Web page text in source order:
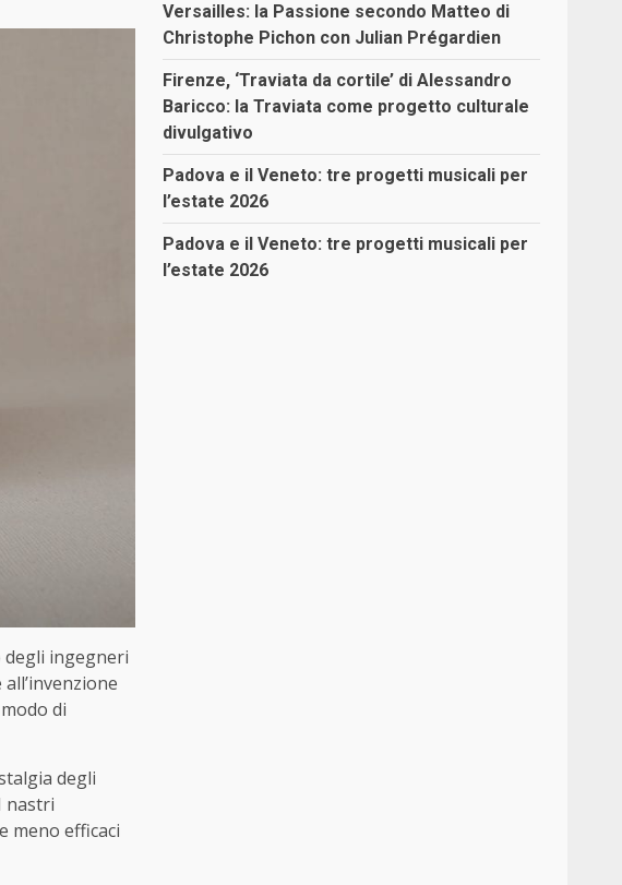
degli ingegneri
di
degli
nastri
meno efficaci
Versailles: la Passione secondo Matteo di
Christophe Pichon con Julian Prégardien
Firenze, ‘Traviata da cortile’ di Alessandro
Baricco: la Traviata come progetto culturale
divulgativo
Padova e il Veneto: tre progetti musicali per
l’estate 2026
Padova e il Veneto: tre progetti musicali per
l’estate 2026